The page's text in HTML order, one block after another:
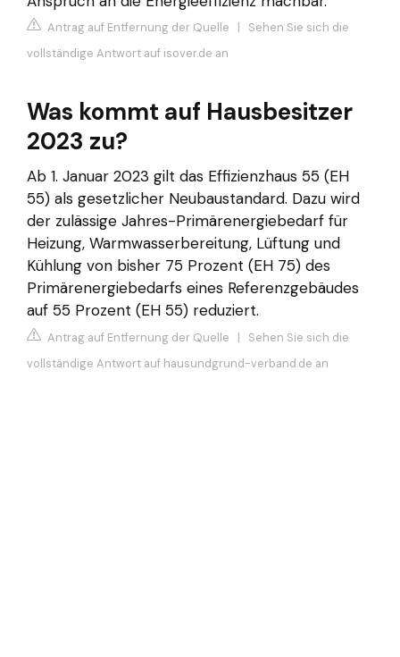
Antrag auf Entfernung der Quelle | Sehen Sie sich die
vollständige Antwort auf isover.de an
Was kommt auf Hausbesitzer
2023 zu?
Ab 1. Januar 2023 gilt das Effizienzhaus 55 (EH
55) als gesetzlicher Neubaustandard. Dazu wird
der zulässige Jahres-Primärenergiebedarf für
Heizung, Warmwasserbereitung, Lüftung und
Kühlung von bisher 75 Prozent (EH 75) des
Primärenergiebedarfs eines Referenzgebäudes
auf 55 Prozent (EH 55) reduziert.
Antrag auf Entfernung der Quelle | Sehen Sie sich die
vollständige Antwort auf hausundgrund-verband.de an